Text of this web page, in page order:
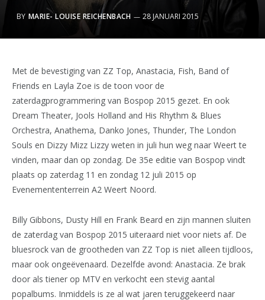
BY MARIE- LOUISE REICHENBACH 28 JANUARI 2015
Met de bevestiging van ZZ Top, Anastacia, Fish, Band of
Friends en Layla Zoe is de toon voor de
zaterdagprogrammering van Bospop 2015 gezet. En ook
Dream Theater, Jools Holland and His Rhythm & Blues
Orchestra, Anathema, Danko Jones, Thunder, The London
Souls en Dizzy Mizz Lizzy weten in juli hun weg naar Weert te
vinden, maar dan op zondag. De 35e editie van Bospop vindt
plaats op zaterdag 11 en zondag 12 juli 2015 op
Evenemententerrein A2 Weert Noord.
Billy Gibbons, Dusty Hill en Frank Beard en zijn mannen sluiten
de zaterdag van Bospop 2015 uiteraard niet voor niets af. De
bluesrock van de grootheden van ZZ Top is niet alleen tijdloos,
maar ook ongeëvenaard. Dezelfde avond: Anastacia. Ze brak
door als tiener op MTV en verkocht een stevig aantal
popalbums. Inmiddels is ze al wat jaren teruggekeerd naar